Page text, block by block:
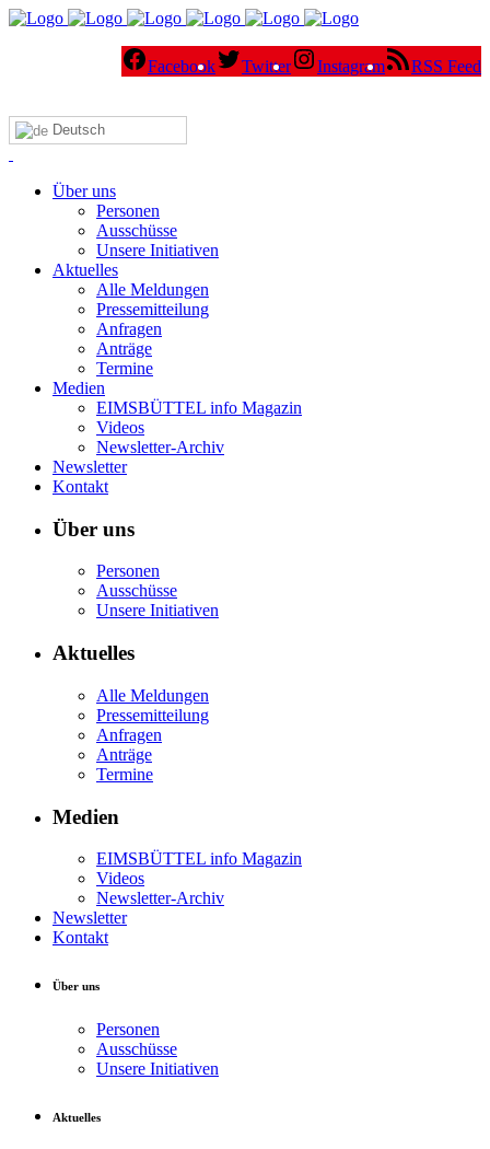
Facebook Twitter Instagram RSS Feed
Deutsch
Über uns
Personen
Ausschüsse
Unsere Initiativen
Aktuelles
Alle Meldungen
Pressemitteilung
Anfragen
Anträge
Termine
Medien
EIMSBÜTTEL info Magazin
Videos
Newsletter-Archiv
Newsletter
Kontakt
Über uns
Personen
Ausschüsse
Unsere Initiativen
Aktuelles
Alle Meldungen
Pressemitteilung
Anfragen
Anträge
Termine
Medien
EIMSBÜTTEL info Magazin
Videos
Newsletter-Archiv
Newsletter
Kontakt
Über uns
Personen
Ausschüsse
Unsere Initiativen
Aktuelles